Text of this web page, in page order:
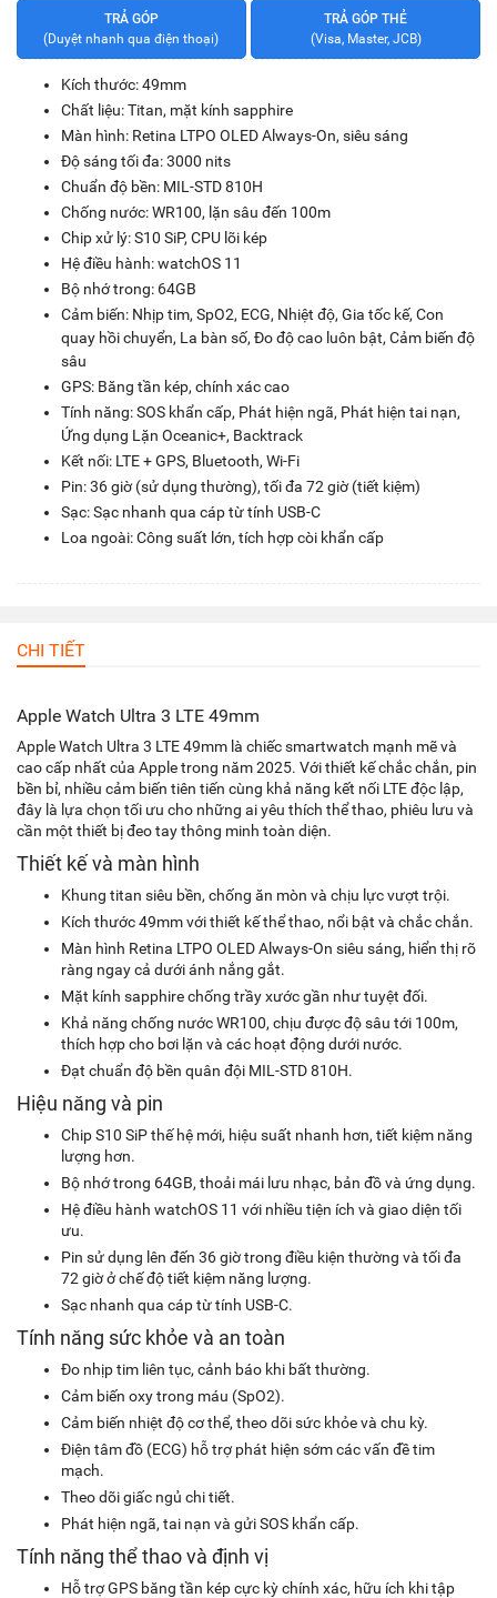
TRẢ GÓP
(Duyệt nhanh qua điện thoại)
TRẢ GÓP THẺ
(Visa, Master, JCB)
Kích thước: 49mm
Chất liệu: Titan, mặt kính sapphire
Màn hình: Retina LTPO OLED Always-On, siêu sáng
Độ sáng tối đa: 3000 nits
Chuẩn độ bền: MIL-STD 810H
Chống nước: WR100, lặn sâu đến 100m
Chip xử lý: S10 SiP, CPU lõi kép
Hệ điều hành: watchOS 11
Bộ nhớ trong: 64GB
Cảm biến: Nhịp tim, SpO2, ECG, Nhiệt độ, Gia tốc kế, Con
quay hồi chuyển, La bàn số, Đo độ cao luôn bật, Cảm biến độ
sâu
GPS: Băng tần kép, chính xác cao
Tính năng: SOS khẩn cấp, Phát hiện ngã, Phát hiện tai nạn,
Ứng dụng Lặn Oceanic+, Backtrack
Kết nối: LTE + GPS, Bluetooth, Wi-Fi
Pin: 36 giờ (sử dụng thường), tối đa 72 giờ (tiết kiệm)
Sạc: Sạc nhanh qua cáp từ tính USB-C
Loa ngoài: Công suất lớn, tích hợp còi khẩn cấp
CHI TIẾT
Apple Watch Ultra 3 LTE 49mm
Apple Watch Ultra 3 LTE 49mm là chiếc smartwatch mạnh mẽ và
cao cấp nhất của Apple trong năm 2025. Với thiết kế chắc chắn, pin
bền bỉ, nhiều cảm biến tiên tiến cùng khả năng kết nối LTE độc lập,
đây là lựa chọn tối ưu cho những ai yêu thích thể thao, phiêu lưu và
cần một thiết bị đeo tay thông minh toàn diện.
Thiết kế và màn hình
Khung titan siêu bền, chống ăn mòn và chịu lực vượt trội.
Kích thước 49mm với thiết kế thể thao, nổi bật và chắc chắn.
Màn hình Retina LTPO OLED Always-On siêu sáng, hiển thị rõ
ràng ngay cả dưới ánh nắng gắt.
Mặt kính sapphire chống trầy xước gần như tuyệt đối.
Khả năng chống nước WR100, chịu được độ sâu tới 100m,
thích hợp cho bơi lặn và các hoạt động dưới nước.
Đạt chuẩn độ bền quân đội MIL-STD 810H.
Hiệu năng và pin
Chip S10 SiP thế hệ mới, hiệu suất nhanh hơn, tiết kiệm năng
lượng hơn.
Bộ nhớ trong 64GB, thoải mái lưu nhạc, bản đồ và ứng dụng.
Hệ điều hành watchOS 11 với nhiều tiện ích và giao diện tối
ưu.
Pin sử dụng lên đến 36 giờ trong điều kiện thường và tối đa
72 giờ ở chế độ tiết kiệm năng lượng.
Sạc nhanh qua cáp từ tính USB-C.
Tính năng sức khỏe và an toàn
Đo nhịp tim liên tục, cảnh báo khi bất thường.
Cảm biến oxy trong máu (SpO2).
Cảm biến nhiệt độ cơ thể, theo dõi sức khỏe và chu kỳ.
Điện tâm đồ (ECG) hỗ trợ phát hiện sớm các vấn đề tim
mạch.
Theo dõi giấc ngủ chi tiết.
Phát hiện ngã, tai nạn và gửi SOS khẩn cấp.
Tính năng thể thao và định vị
Hỗ trợ GPS băng tần kép cực kỳ chính xác, hữu ích khi tập